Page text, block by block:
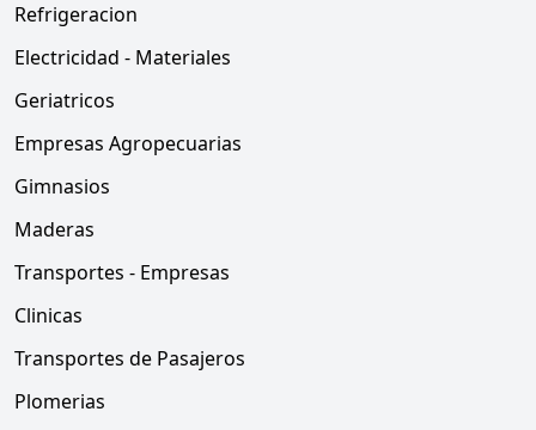
Refrigeracion
Electricidad - Materiales
Geriatricos
Empresas Agropecuarias
Gimnasios
Maderas
Transportes - Empresas
Clinicas
Transportes de Pasajeros
Plomerias